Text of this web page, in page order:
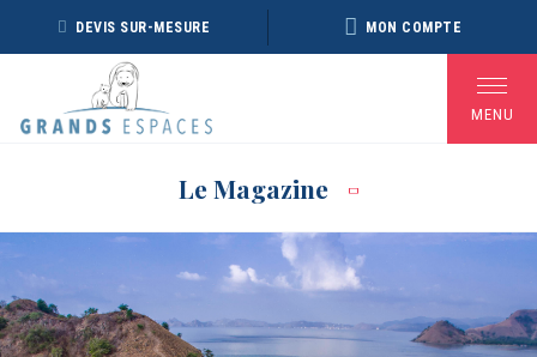
Panneau de gestion des cookies
BROCHURE ARCTIQUE
2027 – NOUVELLE
DEVIS SUR-MESURE MON COMPTE
MENU
Le Magazine